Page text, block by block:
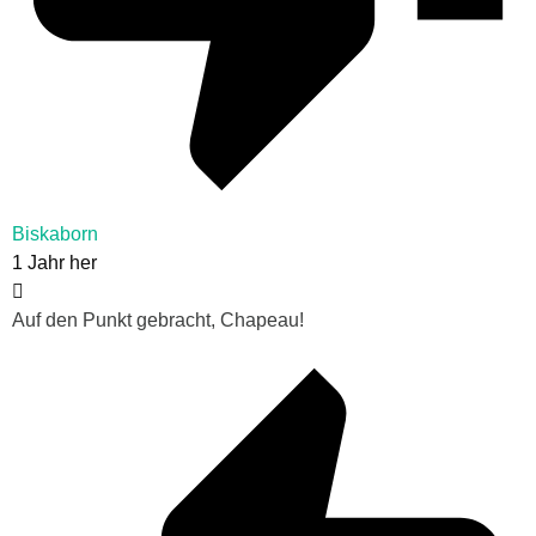
Biskaborn
1 Jahr her
Auf den Punkt gebracht, Chapeau!